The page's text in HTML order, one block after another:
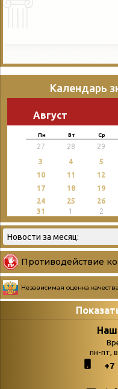
Календарь
Август
Пн Вт Ср
27 28 29
3 4 5
10
11 12
17
18 19
24 25 26
31
1 2
Противодействие
Независимая оценка
podvedenie-itogov-
пн-пт,
+7